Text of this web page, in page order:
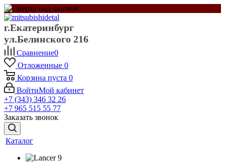
г.Екатеринбург
ул.Белинского 216
Сравнение0
Отложенные 0
Корзина пуста 0
ВойтиМой кабинет
+7 (343) 346 32 26
+7 965 515 55 77
Заказать звонок
Каталог